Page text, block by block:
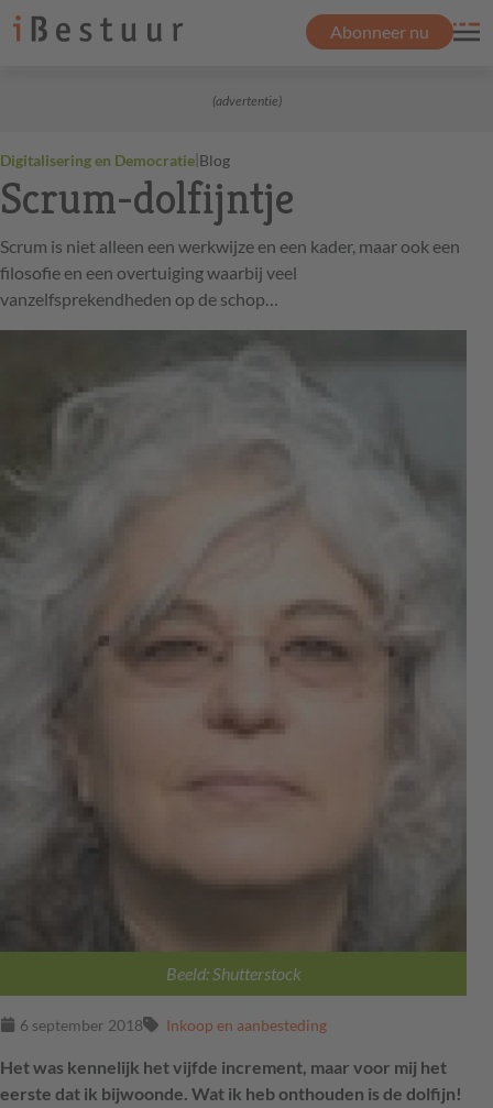
Abonneer nu
(advertentie)
Digitalisering en Democratie|Blog
Scrum-dolfijntje
Scrum is niet alleen een werkwijze en een kader, maar ook een
filosofie en een overtuiging waarbij veel
vanzelfsprekendheden op de schop…
Beeld: Shutterstock
6 september 2018 Inkoop en aanbesteding
Het was kennelijk het vijfde increment, maar voor mij het
eerste dat ik bijwoonde. Wat ik heb onthouden is de dolfijn!